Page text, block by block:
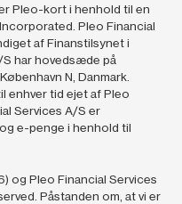
Pleo-kort i henhold til en
Pleo Financial
af Finanstilsynet i
S har hovedsæde på
N, Danmark.
enhver tid ejet af Pleo
Services A/S er
e-penge i henhold til
og Pleo Financial Services
Påstanden om, at vi er